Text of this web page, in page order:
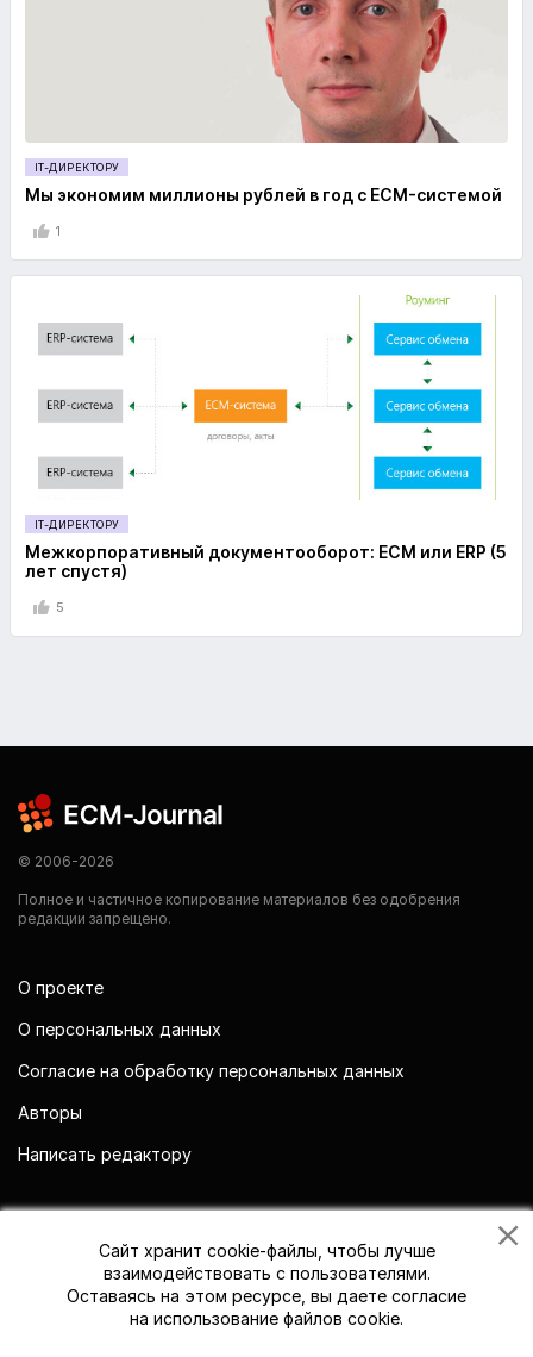
IT-ДИРЕКТОРУ
Мы экономим миллионы рублей в год с ECM-системой
1
IT-ДИРЕКТОРУ
Межкорпоративный документооборот: ECM или ERP (5
лет спустя)
5
© 2006-2026
Полное и частичное копирование материалов без одобрения
редакции запрещено.
О проекте
О персональных данных
Согласие на обработку персональных данных
Авторы
Написать редактору
Сайт хранит cookie-файлы, чтобы лучше
взаимодействовать с пользователями.
Оставаясь на этом ресурсе, вы даете согласие
на использование файлов cookie.